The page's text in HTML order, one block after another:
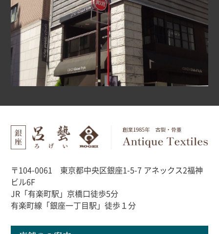
〒104-0061 東京都中央区銀座1-5-7 アネックス2福神
ビル6F
JR「有楽町駅」京橋口徒歩5分
有楽町線「銀座一丁目駅」徒歩１分